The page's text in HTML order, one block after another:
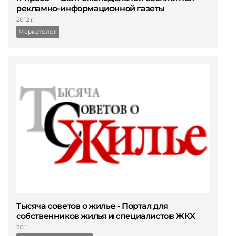
рекламно-информационной газеты
2012 г.
Маркетолог
Тысяча советов о жилье - Портал для
собственников жилья и специалистов ЖКХ
2011